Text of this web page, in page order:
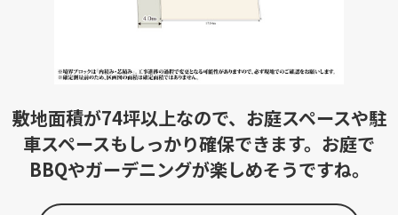
敷地面積が74坪以上なので、お庭スペースや駐
車スペースもしっかり確保できます。お庭で
BBQやガーデニングが楽しめそうですね。